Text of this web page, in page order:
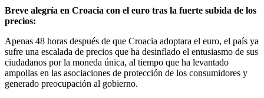
Breve alegría en Croacia con el euro tras la fuerte subida de los
precios:
Apenas 48 horas después de que Croacia adoptara el euro, el país ya
sufre una escalada de precios que ha desinflado el entusiasmo de sus
ciudadanos por la moneda única, al tiempo que ha levantado
ampollas en las asociaciones de protección de los consumidores y
generado preocupación al gobierno.